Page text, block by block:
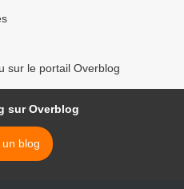
sur le portail Overblog
sur Overblog
blog